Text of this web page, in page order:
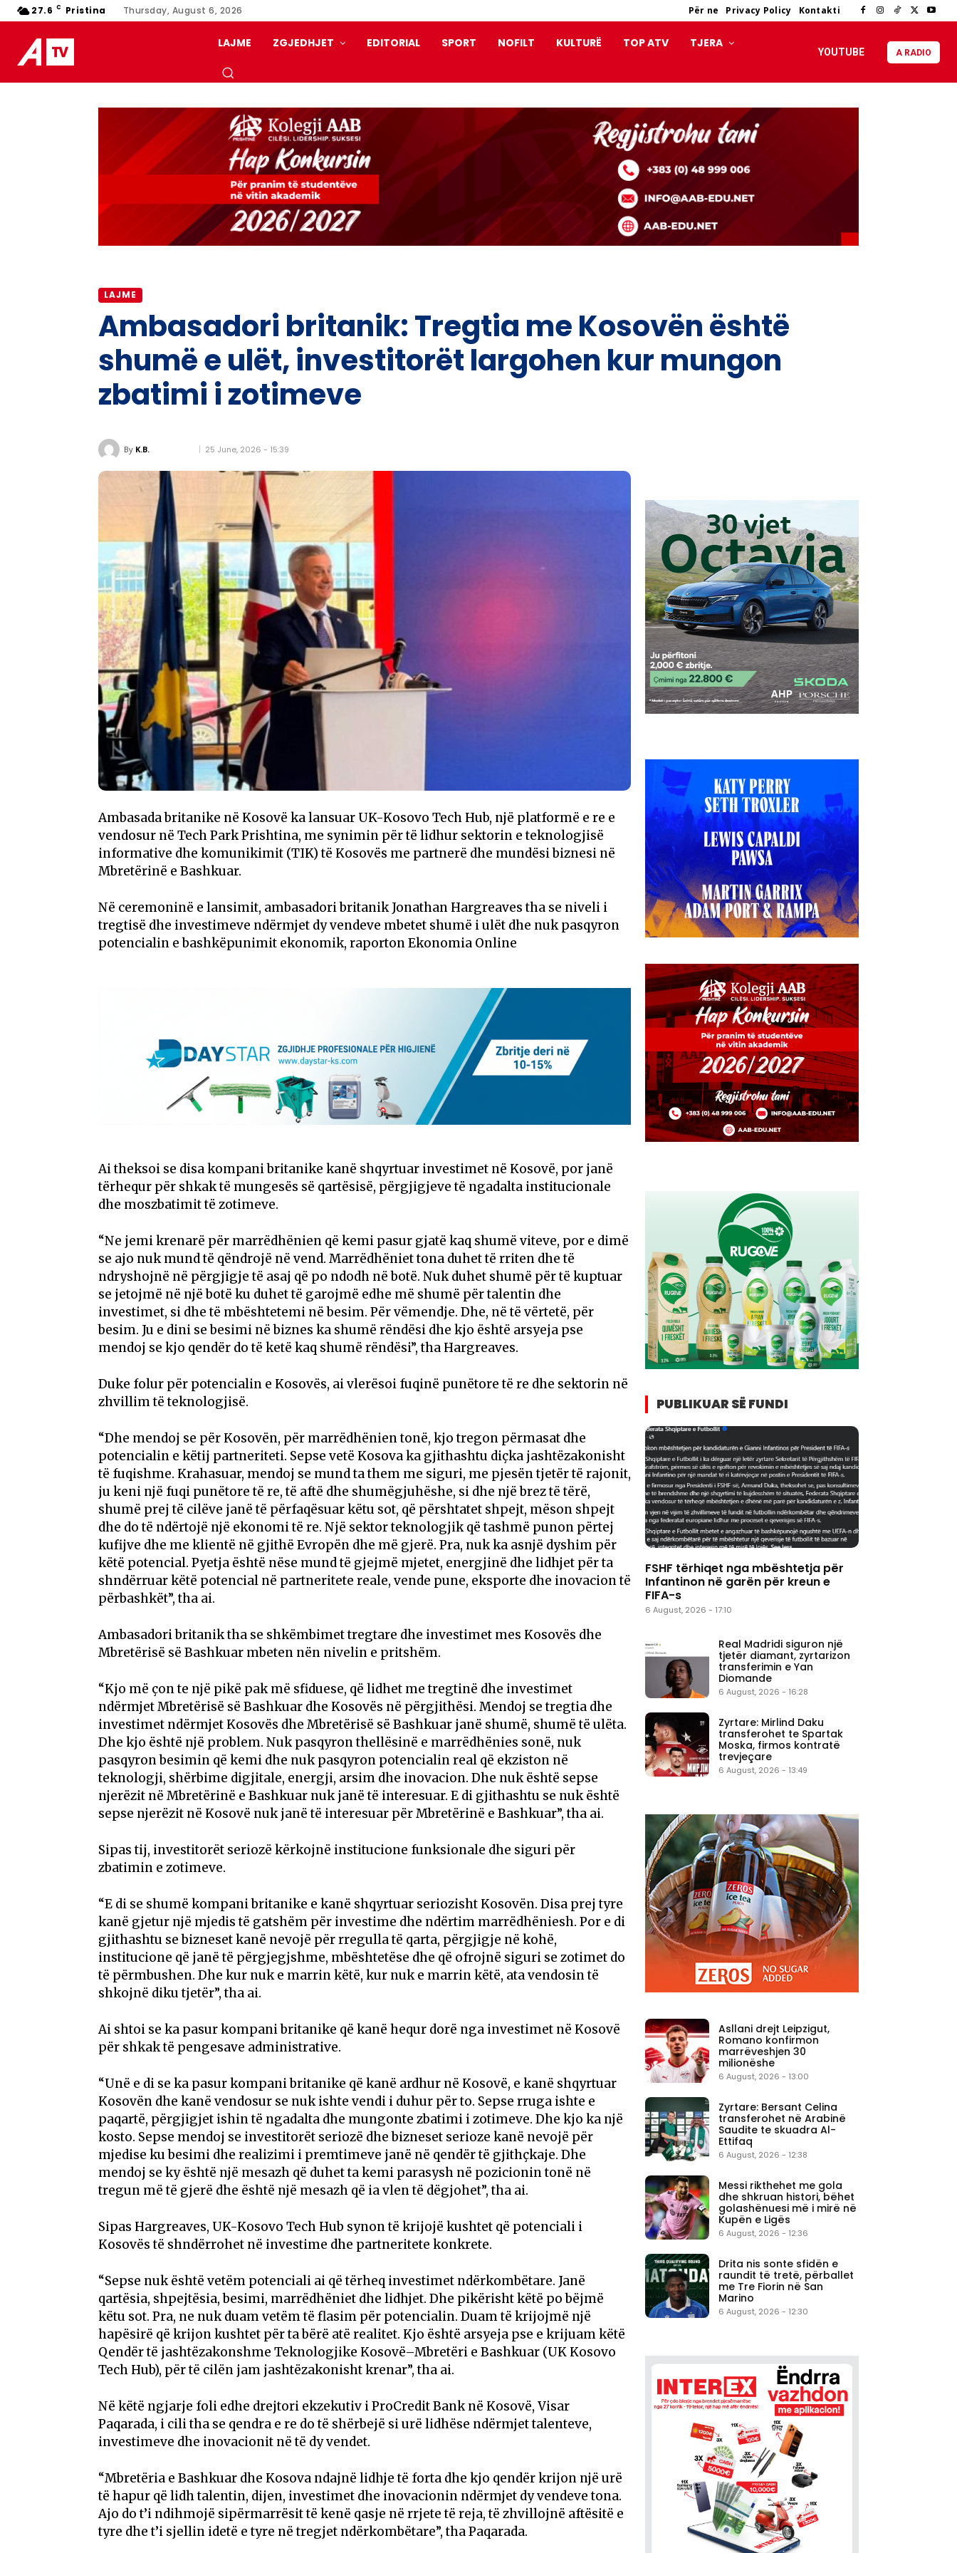
27.6 C Pristina Thursday, August 6, 2026 Për ne Privacy Policy Kontakti
LAJME ZGJEDHJET EDITORIAL SPORT NOFILT KULTURË TOP ATV TJERA
YOUTUBE A RADIO
LAJME
Ambasadori britanik: Tregtia me Kosovën është
shumë e ulët, investitorët largohen kur mungon
zbatimi i zotimeve
By K.B. 25 June, 2026 - 15:39
Ambasada britanike në Kosovë ka lansuar UK-Kosovo Tech Hub, një platformë e re e
vendosur në Tech Park Prishtina, me synimin për të lidhur sektorin e teknologjisë
informative dhe komunikimit (TIK) të Kosovës me partnerë dhe mundësi biznesi në
Mbretërinë e Bashkuar.
Në ceremoninë e lansimit, ambasadori britanik Jonathan Hargreaves tha se niveli i
tregtisë dhe investimeve ndërmjet dy vendeve mbetet shumë i ulët dhe nuk pasqyron
potencialin e bashkëpunimit ekonomik, raporton Ekonomia Online
Ai theksoi se disa kompani britanike kanë shqyrtuar investimet në Kosovë, por janë
tërhequr për shkak të mungesës së qartësisë, përgjigjeve të ngadalta institucionale
dhe moszbatimit të zotimeve.
“Ne jemi krenarë për marrëdhënien që kemi pasur gjatë kaq shumë viteve, por e dimë
se ajo nuk mund të qëndrojë në vend. Marrëdhëniet tona duhet të rriten dhe të
ndryshojnë në përgjigje të asaj që po ndodh në botë. Nuk duhet shumë për të kuptuar
se jetojmë në një botë ku duhet të garojmë edhe më shumë për talentin dhe
investimet, si dhe të mbështetemi në besim. Për vëmendje. Dhe, në të vërtetë, për
besim. Ju e dini se besimi në biznes ka shumë rëndësi dhe kjo është arsyeja pse
mendoj se kjo qendër do të ketë kaq shumë rëndësi”, tha Hargreaves.
Duke folur për potencialin e Kosovës, ai vlerësoi fuqinë punëtore të re dhe sektorin në
zhvillim të teknologjisë.
“Dhe mendoj se për Kosovën, për marrëdhënien tonë, kjo tregon përmasat dhe
potencialin e këtij partneriteti. Sepse vetë Kosova ka gjithashtu diçka jashtëzakonisht
të fuqishme. Krahasuar, mendoj se mund ta them me siguri, me pjesën tjetër të rajonit,
ju keni një fuqi punëtore të re, të aftë dhe shumëgjuhëshe, si dhe një brez të tërë,
shumë prej të cilëve janë të përfaqësuar këtu sot, që përshtatet shpejt, mëson shpejt
dhe do të ndërtojë një ekonomi të re. Një sektor teknologjik që tashmë punon përtej
kufijve dhe me klientë në gjithë Evropën dhe më gjerë. Pra, nuk ka asnjë dyshim për
këtë potencial. Pyetja është nëse mund të gjejmë mjetet, energjinë dhe lidhjet për ta
shndërruar këtë potencial në partneritete reale, vende pune, eksporte dhe inovacion të
përbashkët”, tha ai.
Ambasadori britanik tha se shkëmbimet tregtare dhe investimet mes Kosovës dhe
Mbretërisë së Bashkuar mbeten nën nivelin e pritshëm.
“Kjo më çon te një pikë pak më sfiduese, që lidhet me tregtinë dhe investimet
ndërmjet Mbretërisë së Bashkuar dhe Kosovës në përgjithësi. Mendoj se tregtia dhe
investimet ndërmjet Kosovës dhe Mbretërisë së Bashkuar janë shumë, shumë të ulëta.
Dhe kjo është një problem. Nuk pasqyron thellësinë e marrëdhënies sonë, nuk
pasqyron besimin që kemi dhe nuk pasqyron potencialin real që ekziston në
teknologji, shërbime digjitale, energji, arsim dhe inovacion. Dhe nuk është sepse
njerëzit në Mbretërinë e Bashkuar nuk janë të interesuar. E di gjithashtu se nuk është
sepse njerëzit në Kosovë nuk janë të interesuar për Mbretërinë e Bashkuar”, tha ai.
Sipas tij, investitorët seriozë kërkojnë institucione funksionale dhe siguri për
zbatimin e zotimeve.
“E di se shumë kompani britanike e kanë shqyrtuar seriozisht Kosovën. Disa prej tyre
kanë gjetur një mjedis të gatshëm për investime dhe ndërtim marrëdhëniesh. Por e di
gjithashtu se bizneset kanë nevojë për rregulla të qarta, përgjigje në kohë,
institucione që janë të përgjegjshme, mbështetëse dhe që ofrojnë siguri se zotimet do
të përmbushen. Dhe kur nuk e marrin këtë, kur nuk e marrin këtë, ata vendosin të
shkojnë diku tjetër”, tha ai.
Ai shtoi se ka pasur kompani britanike që kanë hequr dorë nga investimet në Kosovë
për shkak të pengesave administrative.
“Unë e di se ka pasur kompani britanike që kanë ardhur në Kosovë, e kanë shqyrtuar
Kosovën dhe kanë vendosur se nuk ishte vendi i duhur për to. Sepse rruga ishte e
paqartë, përgjigjet ishin të ngadalta dhe mungonte zbatimi i zotimeve. Dhe kjo ka një
kosto. Sepse mendoj se investitorët seriozë dhe bizneset serioze kanë nevojë për
mjedise ku besimi dhe realizimi i premtimeve janë në qendër të gjithçkaje. Dhe
mendoj se ky është një mesazh që duhet ta kemi parasysh në pozicionin tonë në
tregun më të gjerë dhe është një mesazh që ia vlen të dëgjohet”, tha ai.
Sipas Hargreaves, UK-Kosovo Tech Hub synon të krijojë kushtet që potenciali i
Kosovës të shndërrohet në investime dhe partneritete konkrete.
“Sepse nuk është vetëm potenciali ai që tërheq investimet ndërkombëtare. Janë
qartësia, shpejtësia, besimi, marrëdhëniet dhe lidhjet. Dhe pikërisht këtë po bëjmë
këtu sot. Pra, ne nuk duam vetëm të flasim për potencialin. Duam të krijojmë një
hapësirë që krijon kushtet për ta bërë atë realitet. Kjo është arsyeja pse e krijuam këtë
Qendër të jashtëzakonshme Teknologjike Kosovë–Mbretëri e Bashkuar (UK Kosovo
Tech Hub), për të cilën jam jashtëzakonisht krenar”, tha ai.
Në këtë ngjarje foli edhe drejtori ekzekutiv i ProCredit Bank në Kosovë, Visar
Paqarada, i cili tha se qendra e re do të shërbejë si urë lidhëse ndërmjet talenteve,
investimeve dhe inovacionit në të dy vendet.
“Mbretëria e Bashkuar dhe Kosova ndajnë lidhje të forta dhe kjo qendër krijon një urë
të hapur që lidh talentin, dijen, investimet dhe inovacionin ndërmjet dy vendeve tona.
Ajo do t’i ndihmojë sipërmarrësit të kenë qasje në rrjete të reja, të zhvillojnë aftësitë e
tyre dhe t’i sjellin idetë e tyre në tregjet ndërkombëtare”, tha Paqarada.
PUBLIKUAR SË FUNDI
FSHF tërhiqet nga mbështetja për
Infantinon në garën për kreun e
FIFA-s
6 August, 2026 - 17:10
Real Madridi siguron një
tjetër diamant, zyrtarizon
transferimin e Yan
Diomande
6 August, 2026 - 16:28
Zyrtare: Mirlind Daku
transferohet te Spartak
Moska, firmos kontratë
trevjeçare
6 August, 2026 - 13:49
Asllani drejt Leipzigut,
Romano konfirmon
marrëveshjen 30
milionëshe
6 August, 2026 - 13:00
Zyrtare: Bersant Celina
transferohet në Arabinë
Saudite te skuadra Al-
Ettifaq
6 August, 2026 - 12:38
Messi rikthehet me gola
dhe shkruan histori, bëhet
golashënuesi më i mirë në
Kupën e Ligës
6 August, 2026 - 12:36
Drita nis sonte sfidën e
raundit të tretë, përballet
me Tre Fiorin në San
Marino
6 August, 2026 - 12:30